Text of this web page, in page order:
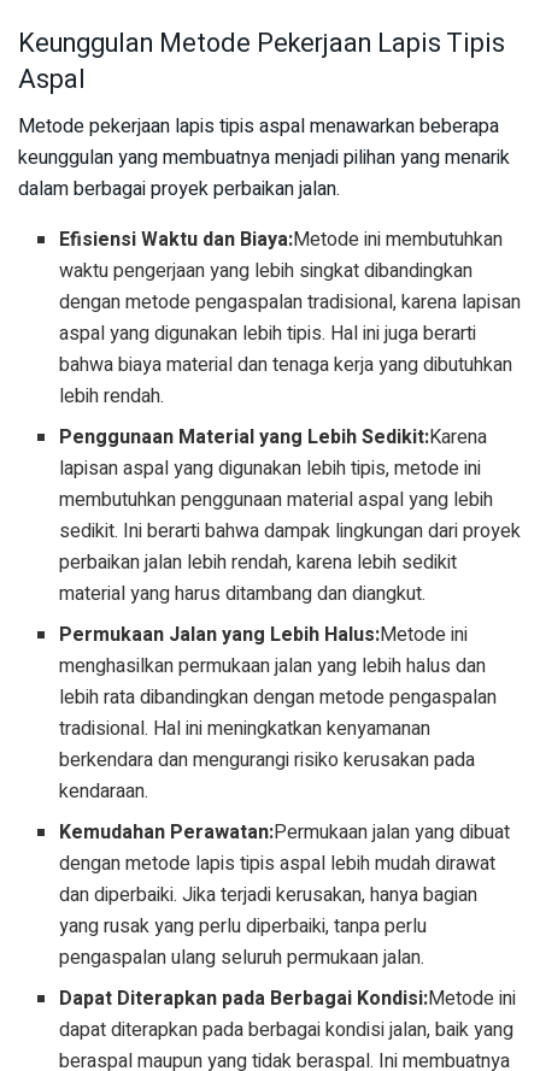
Keunggulan Metode Pekerjaan Lapis Tipis
Aspal
Metode pekerjaan lapis tipis aspal menawarkan beberapa
keunggulan yang membuatnya menjadi pilihan yang menarik
dalam berbagai proyek perbaikan jalan.
Efisiensi Waktu dan Biaya:Metode ini membutuhkan
waktu pengerjaan yang lebih singkat dibandingkan
dengan metode pengaspalan tradisional, karena lapisan
aspal yang digunakan lebih tipis. Hal ini juga berarti
bahwa biaya material dan tenaga kerja yang dibutuhkan
lebih rendah.
Penggunaan Material yang Lebih Sedikit:Karena
lapisan aspal yang digunakan lebih tipis, metode ini
membutuhkan penggunaan material aspal yang lebih
sedikit. Ini berarti bahwa dampak lingkungan dari proyek
perbaikan jalan lebih rendah, karena lebih sedikit
material yang harus ditambang dan diangkut.
Permukaan Jalan yang Lebih Halus:Metode ini
menghasilkan permukaan jalan yang lebih halus dan
lebih rata dibandingkan dengan metode pengaspalan
tradisional. Hal ini meningkatkan kenyamanan
berkendara dan mengurangi risiko kerusakan pada
kendaraan.
Kemudahan Perawatan:Permukaan jalan yang dibuat
dengan metode lapis tipis aspal lebih mudah dirawat
dan diperbaiki. Jika terjadi kerusakan, hanya bagian
yang rusak yang perlu diperbaiki, tanpa perlu
pengaspalan ulang seluruh permukaan jalan.
Dapat Diterapkan pada Berbagai Kondisi:Metode ini
dapat diterapkan pada berbagai kondisi jalan, baik yang
beraspal maupun yang tidak beraspal. Ini membuatnya